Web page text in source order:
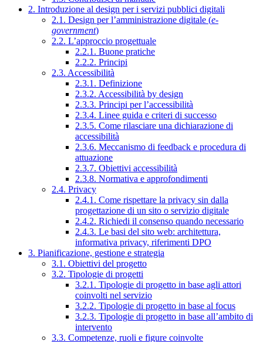
2. Introduzione al design per i servizi pubblici digitali
2.1. Design per l’amministrazione digitale (e-
government)
2.2. L’approccio progettuale
2.2.1. Buone pratiche
2.2.2. Principi
2.3. Accessibilità
2.3.1. Definizione
2.3.2. Accessibilità by design
2.3.3. Principi per l’accessibilità
2.3.4. Linee guida e criteri di successo
2.3.5. Come rilasciare una dichiarazione di
accessibilità
2.3.6. Meccanismo di feedback e procedura di
attuazione
2.3.7. Obiettivi accessibilità
2.3.8. Normativa e approfondimenti
2.4. Privacy
2.4.1. Come rispettare la privacy sin dalla
progettazione di un sito o servizio digitale
2.4.2. Richiedi il consenso quando necessario
2.4.3. Le basi del sito web: architettura,
informativa privacy, riferimenti DPO
3. Pianificazione, gestione e strategia
3.1. Obiettivi del progetto
3.2. Tipologie di progetti
3.2.1. Tipologie di progetto in base agli attori
coinvolti nel servizio
3.2.2. Tipologie di progetto in base al focus
3.2.3. Tipologie di progetto in base all’ambito di
intervento
3.3. Competenze, ruoli e figure coinvolte